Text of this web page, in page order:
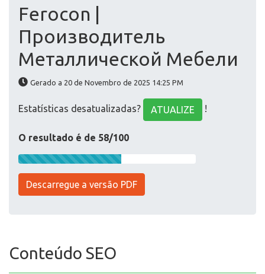
Ferocon |
Производитель
Металлической Мебели
Gerado a 20 de Novembro de 2025 14:25 PM
Estatísticas desatualizadas? ATUALIZE !
O resultado é de 58/100
Descarregue a versão PDF
Conteúdo SEO